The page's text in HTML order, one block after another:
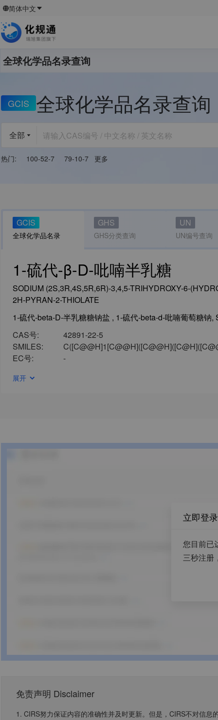
简体中文
全球化学品名录查询
GCIS 全球化学品名录查询
全部
热门: 100-52-7 79-10-7 更多
GCIS
全球化学品名录
GHS
GHS分类查询
UN
UN编号查询
1-硫代-β-D-吡喃半乳糖
SODIUM (2S,3R,4S,5R,6R)-3,4,5-TRIHYDROXY-6-
2H-PYRAN-2-THIOLATE
CAS号:
42891-22-5
SMILES:
EC号:
-
展开
立即登录
您目前已
三秒注册
免责声明 Disclaimer
1. CIRS努力保证内容的准确性并及时更新。但是，CIRS不对信息